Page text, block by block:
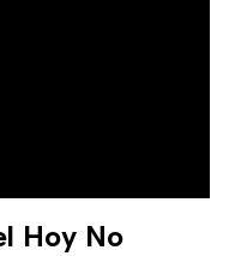
Hoy No